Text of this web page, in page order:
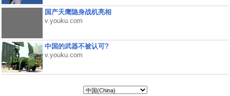
国产天鹰隐身战机亮相
v.youku.com
中国的武器不被认可?
v.youku.com